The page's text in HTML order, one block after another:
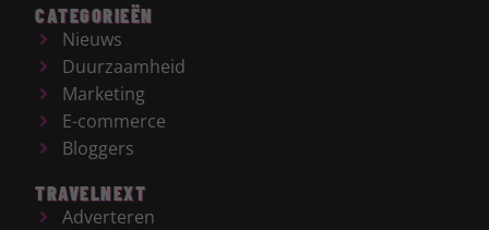
CATEGORIEËN
Nieuws
Duurzaamheid
Marketing
E-commerce
Bloggers
TRAVELNEXT
Adverteren